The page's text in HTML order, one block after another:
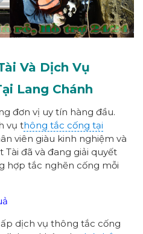
Và Dịch Vụ
Lang Chánh
đơn vị uy tín hàng đầu.
vụ thông tắc cống tại
viên giàu kinh nghiệm và
đã và đang giải quyết
hợp tắc nghẽn cống mỗi
dịch vụ thông tắc cống